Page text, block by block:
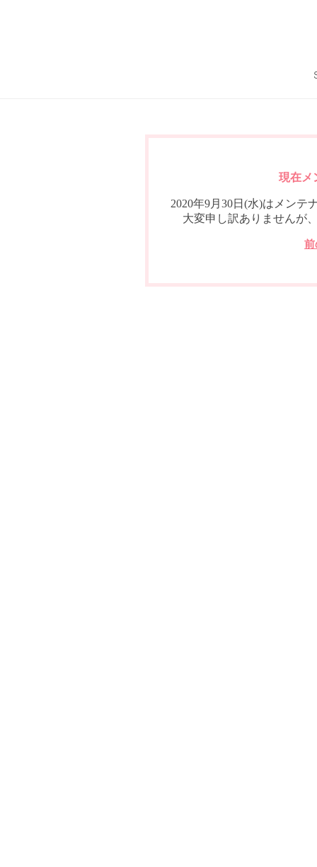
現在メ
2020年9月30日(水)はメンテ
大変申し訳ありませんが
前